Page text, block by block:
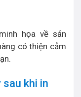
họa về sản
có thiện cảm
khi in